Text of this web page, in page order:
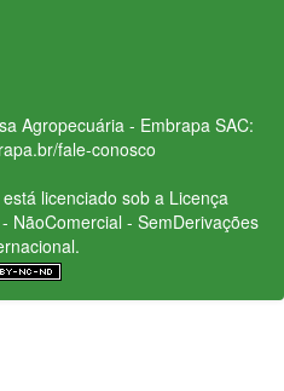
Agropecuária - Embrapa SAC:
fale-conosco
licenciado sob a Licença
NãoComercial - SemDerivações